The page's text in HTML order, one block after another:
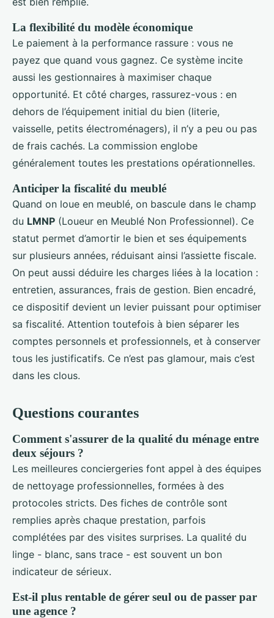
La flexibilité du modèle économique
Le paiement à la performance rassure : vous ne
payez que quand vous gagnez. Ce système incite
aussi les gestionnaires à maximiser chaque
opportunité. Et côté charges, rassurez-vous : en
dehors de l’équipement initial du bien (literie,
vaisselle, petits électroménagers), il n’y a peu ou pas
de frais cachés. La commission englobe
généralement toutes les prestations opérationnelles.
Anticiper la fiscalité du meublé
Quand on loue en meublé, on bascule dans le champ
du LMNP (Loueur en Meublé Non Professionnel). Ce
statut permet d’amortir le bien et ses équipements
sur plusieurs années, réduisant ainsi l’assiette fiscale.
On peut aussi déduire les charges liées à la location :
entretien, assurances, frais de gestion. Bien encadré,
ce dispositif devient un levier puissant pour optimiser
sa fiscalité. Attention toutefois à bien séparer les
comptes personnels et professionnels, et à conserver
tous les justificatifs. Ce n’est pas glamour, mais c’est
dans les clous.
Questions courantes
Comment s'assurer de la qualité du ménage entre
deux séjours ?
Les meilleures conciergeries font appel à des équipes
de nettoyage professionnelles, formées à des
protocoles stricts. Des fiches de contrôle sont
remplies après chaque prestation, parfois
complétées par des visites surprises. La qualité du
linge - blanc, sans trace - est souvent un bon
indicateur de sérieux.
Est-il plus rentable de gérer seul ou de passer par
une agence ?